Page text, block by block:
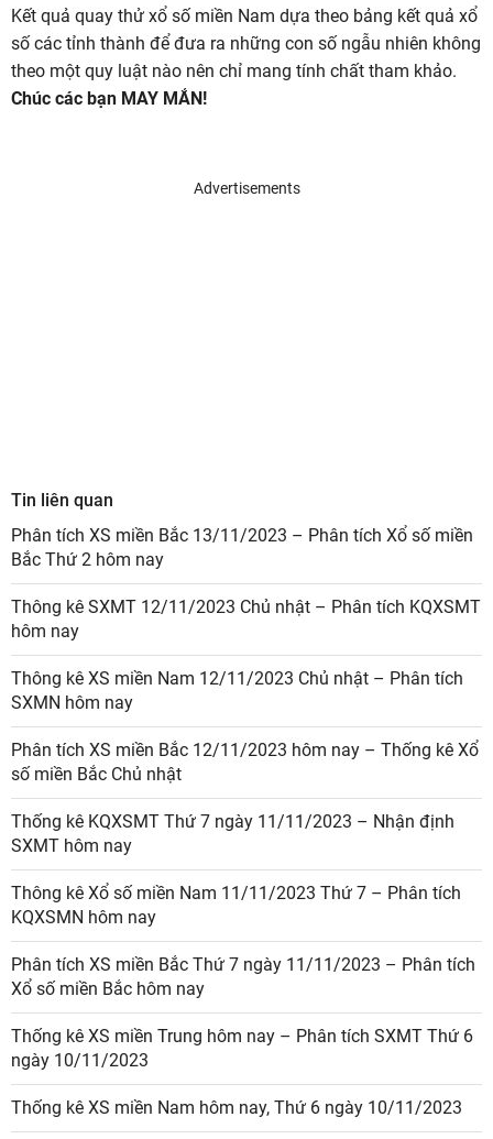
Kết quả quay thử xổ số miền Nam dựa theo bảng kết quả xổ
số các tỉnh thành để đưa ra những con số ngẫu nhiên không
theo một quy luật nào nên chỉ mang tính chất tham khảo.
Chúc các bạn MAY MẮN!
Advertisements
Tin liên quan
Phân tích XS miền Bắc 13/11/2023 – Phân tích Xổ số miền
Bắc Thứ 2 hôm nay
Thông kê SXMT 12/11/2023 Chủ nhật – Phân tích KQXSMT
hôm nay
Thông kê XS miền Nam 12/11/2023 Chủ nhật – Phân tích
SXMN hôm nay
Phân tích XS miền Bắc 12/11/2023 hôm nay – Thống kê Xổ
số miền Bắc Chủ nhật
Thống kê KQXSMT Thứ 7 ngày 11/11/2023 – Nhận định
SXMT hôm nay
Thông kê Xổ số miền Nam 11/11/2023 Thứ 7 – Phân tích
KQXSMN hôm nay
Phân tích XS miền Bắc Thứ 7 ngày 11/11/2023 – Phân tích
Xổ số miền Bắc hôm nay
Thống kê XS miền Trung hôm nay – Phân tích SXMT Thứ 6
ngày 10/11/2023
Thống kê XS miền Nam hôm nay, Thứ 6 ngày 10/11/2023